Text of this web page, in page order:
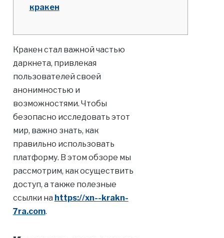
кракен
Кракен стал важной частью
даркнета, привлекая
пользователей своей
анонимностью и
возможностями. Чтобы
безопасно исследовать этот
мир, важно знать, как
правильно использовать
платформу. В этом обзоре мы
рассмотрим, как осуществить
доступ, а также полезные
ссылки на https://xn--krakn-
7ra.com.